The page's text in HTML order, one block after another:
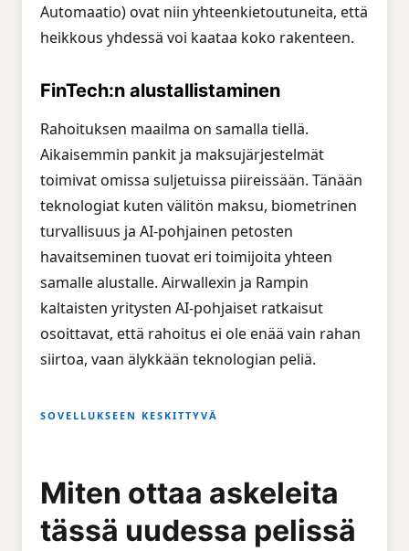
Automaatio) ovat niin yhteenkietoutuneita, että
heikkous yhdessä voi kaataa koko rakenteen.
FinTech:n alustallistaminen
Rahoituksen maailma on samalla tiellä.
Aikaisemmin pankit ja maksujärjestelmät
toimivat omissa suljetuissa piireissään. Tänään
teknologiat kuten välitön maksu, biometrinen
turvallisuus ja AI-pohjainen petosten
havaitseminen tuovat eri toimijoita yhteen
samalle alustalle. Airwallexin ja Rampin
kaltaisten yritysten AI-pohjaiset ratkaisut
osoittavat, että rahoitus ei ole enää vain rahan
siirtoa, vaan älykkään teknologian peliä.
SOVELLUKSEEN KESKITTYVÄ
Miten ottaa askeleita
tässä uudessa pelissä